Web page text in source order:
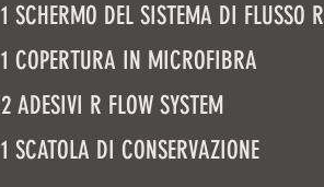
1 SCHERMO DEL SISTEMA DI FLUSSO R
1 COPERTURA IN MICROFIBRA
2 ADESIVI R FLOW SYSTEM
1 SCATOLA DI CONSERVAZIONE